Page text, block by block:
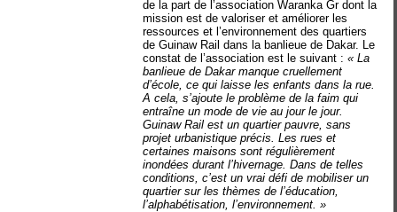
de la part de l’association Waranka Gr dont la
mission est de valoriser et améliorer les
ressources et l’environnement des quartiers
de Guinaw Rail dans la banlieue de Dakar. Le
constat de l’association est le suivant :« La
banlieue de Dakar manque cruellement
d’école, ce qui laisse les enfants dans la rue.
A cela, s’ajoute le problème de la faim qui
entraîne un mode de vie au jour le jour.
Guinaw Rail est un quartier pauvre, sans
projet urbanistique précis. Les rues et
certaines maisons sont régulièrement
inondées durant l’hivernage. Dans de telles
conditions, c’est un vrai défi de mobiliser un
quartier sur les thèmes de l’éducation,
l’alphabétisation, l’environnement. »